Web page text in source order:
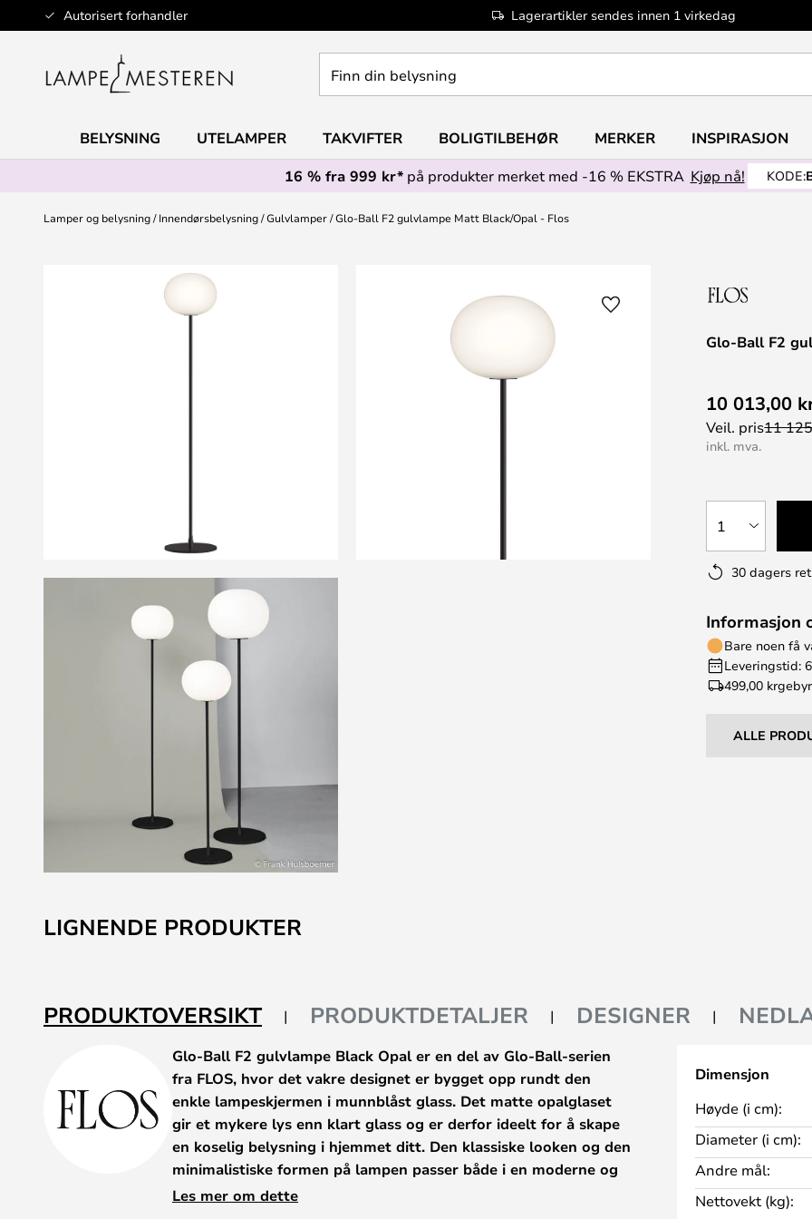
Autorisert forhandler Lagerartikler sendes innen 1 virkedag
Hopp
til
din
BELYSNING UTELAMPER TAKVIFTER BOLIGTILBEHØR MERKER
INSPIRASJON
16 % fra 999 kr*på produkter merket med -16 % EKSTRA Kjøp nå! KODE:
Lamper og belysning Innendørsbelysning Gulvlamper Glo-Ball F2 gulvlampe Matt Black/Opal - Flos
til
begynnelsen
Glo-Ball F2
10 013,00
Veil. pris11
inkl. mva.
1
30 dagers
Informasjon
Bare noen få
Leveringstid:
499,00 kr
ALLE
LIGNENDE PRODUKTER
PRODUKTOVERSIKT PRODUKTDETALJER DESIGNER
Glo-Ball F2 gulvlampe Black Opal er en del av Glo-Ball-serien
fra FLOS, hvor det vakre designet er bygget opp rundt den
enkle lampeskjermen i munnblåst glass. Det matte opalglaset
gir et mykere lys enn klart glass og er derfor ideelt for å skape
en koselig belysning i hjemmet ditt. Den klassiske looken og den
minimalistiske formen på lampen passer både i en moderne og
en klassisk innredning.
Les mer om dette
Dimensjon
Høyde (i cm):
Diameter (i cm):
Andre mål:
Nettovekt (kg):